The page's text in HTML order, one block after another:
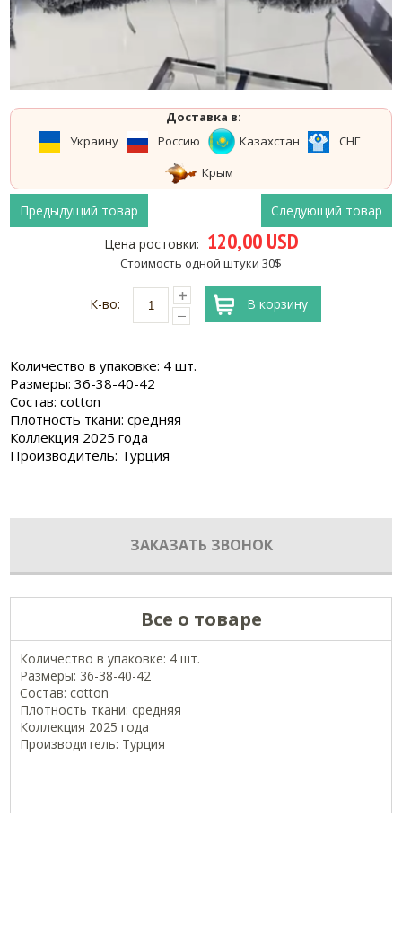
Доставка в:
Украину
Россию Казахстан
СНГ
Крым
Предыдущий товар
Следующий товар
Цена ростовки: 120,00 USD
Стоимость одной штуки 30$
К-во: В корзину
Количество в упаковке: 4 шт.
Размеры: 36-38-40-42
Состав: cotton
Плотность ткани: средняя
Коллекция 2025 года
Производитель: Турция
ЗАКАЗАТЬ ЗВОНОК
Все о товаре
Количество в упаковке: 4 шт.
Размеры: 36-38-40-42
Состав: cotton
Плотность ткани: средняя
Коллекция 2025 года
Производитель: Турция